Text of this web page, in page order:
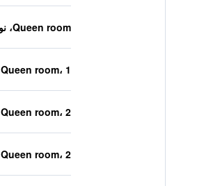
Queen room، نوع السرير غير معروف
Queen room، 1 سرير كوين
Queen room، 2 من أسرّة الكوين
Queen room، 2 من أسرّة الكوين